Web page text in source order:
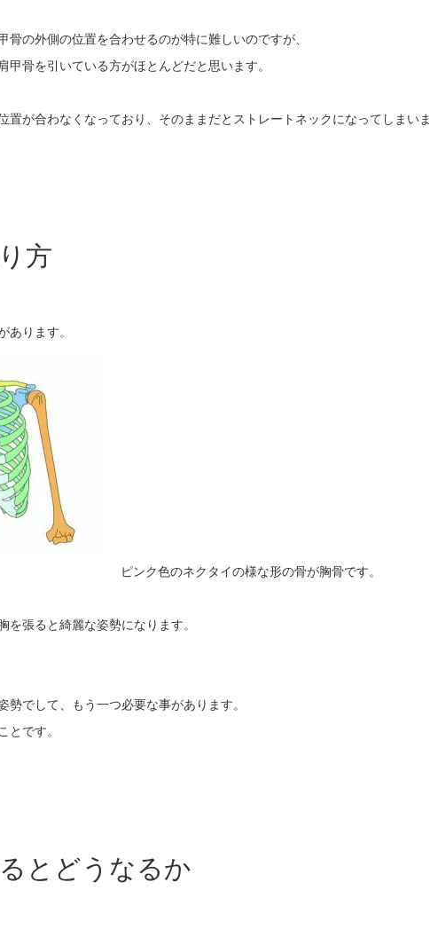
骨の外側の位置を合わせるのが特に難しいのですが、
甲骨を引いている方がほとんどだと思います。
置が合わなくなっており、そのままだとストレートネックになってしまいま
方
あります。
ピンク色のネクタイの様な形の骨が胸骨です。
を張ると綺麗な姿勢になります。
勢でして、もう一つ必要な事があります。
とです。
とどうなるか